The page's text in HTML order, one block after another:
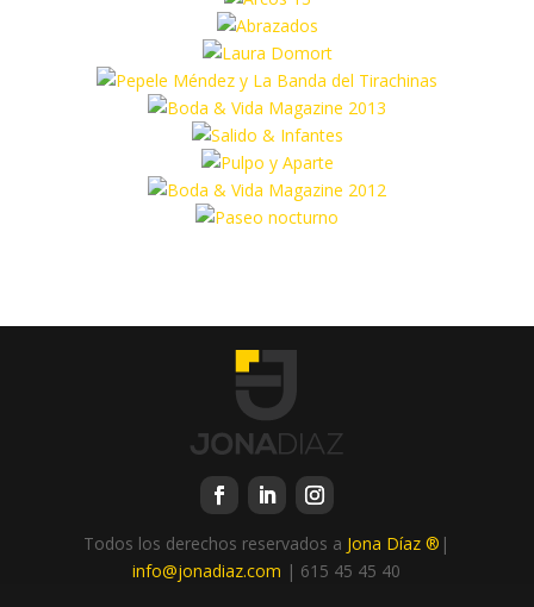
Todos los derechos reservados a Jona Díaz ® |
info@jonadiaz.com | 615 45 45 40